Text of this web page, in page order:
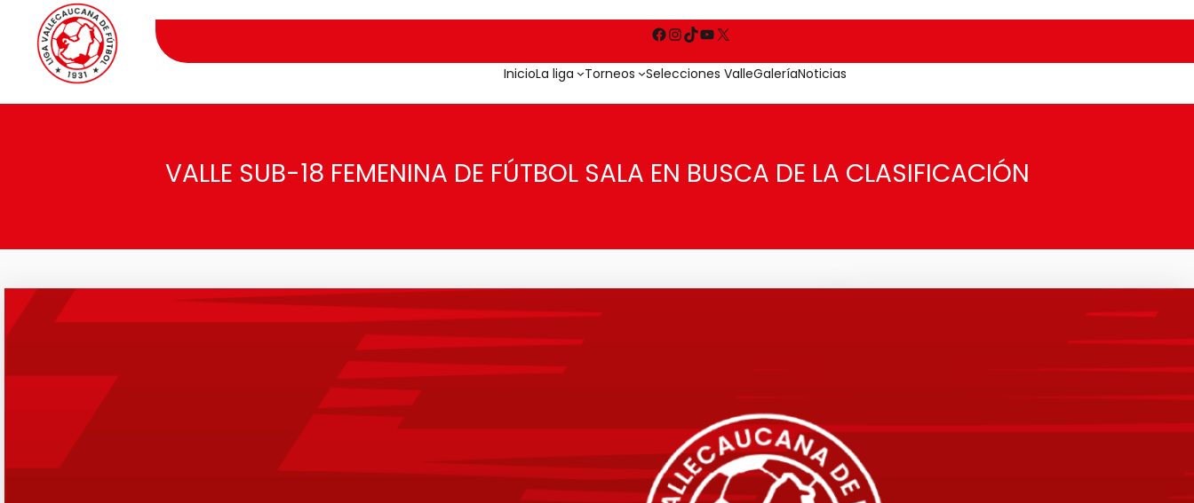
InicioLa liga Torneos Selecciones ValleGaleríaNoticias
VALLE SUB-18 FEMENINA DE FÚTBOL SALA EN BUSCA DE LA CLASIFICACIÓN
Comunicaciones
Desde nuestra área compartimos
boletines, noticias, comunicados
para mantenerte al día con todo lo